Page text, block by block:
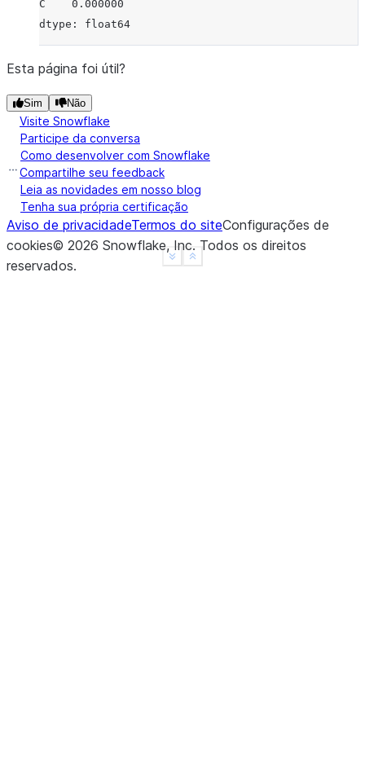
C    0.000000
dtype: float64
Show less
See more
Esta página foi útil?
Sim Não
Visite Snowflake
Participe da conversa
Como desenvolver com Snowflake
Compartilhe seu feedback
Leia as novidades em nosso blog
Tenha sua própria certificação
Aviso de privacidadeTermos do siteConfigurações de
cookies© 2026 Snowflake, Inc. Todos os direitos
reservados.